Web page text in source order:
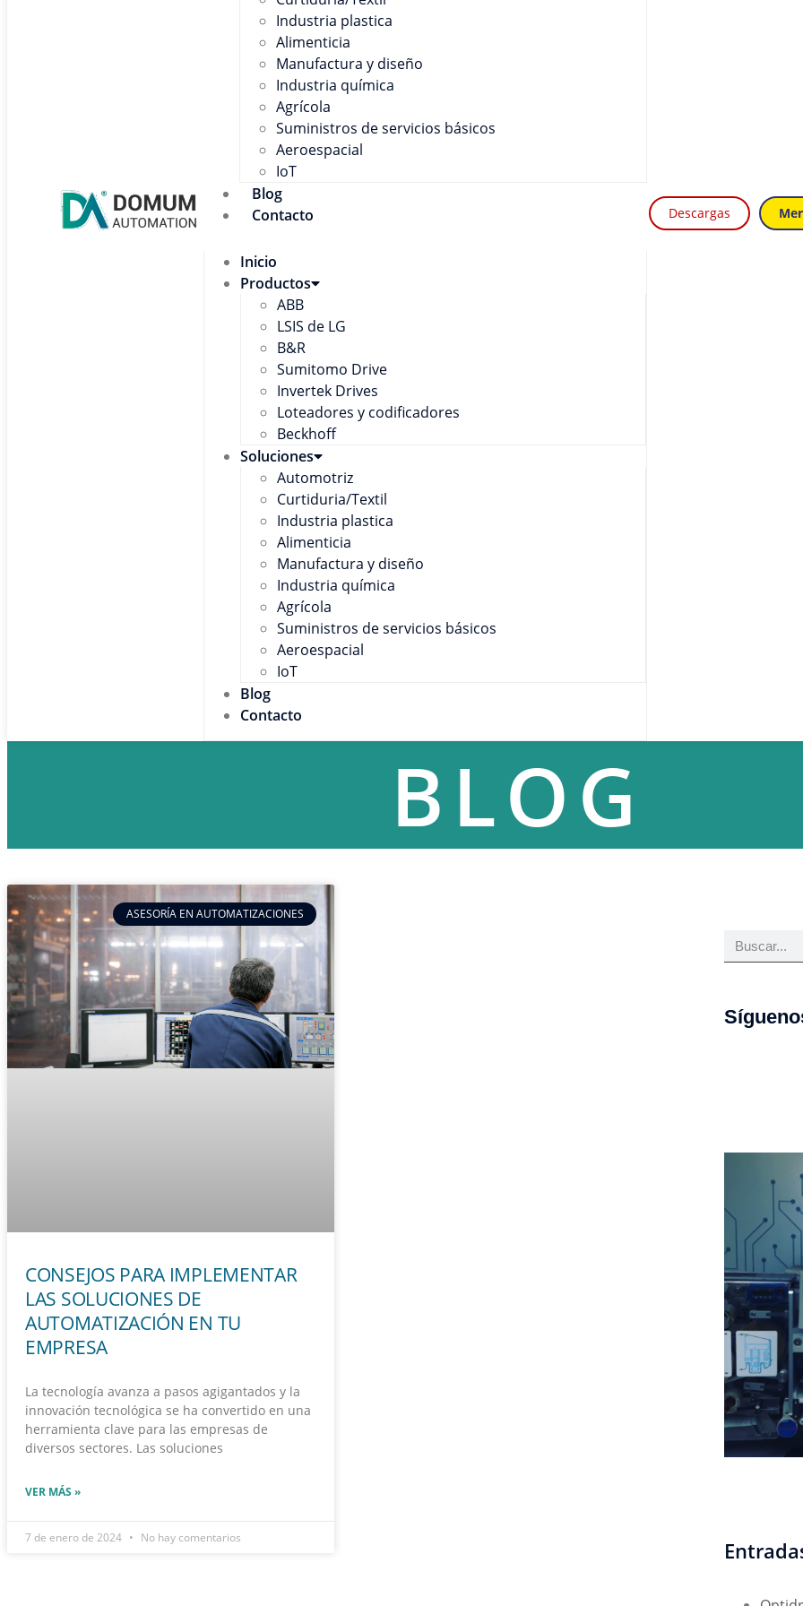
Industria plastica
Alimenticia
Manufactura y diseño
Industria química
Agrícola
Suministros de servicios básicos
Aeroespacial
IoT
Blog
Contacto
Inicio
Productos
ABB
LSIS de LG
B&R
Sumitomo Drive
Invertek Drives
Loteadores y codificadores
Beckhoff
Soluciones
Automotriz
Curtiduria/Textil
Industria plastica
Alimenticia
Manufactura y diseño
Industria química
Agrícola
Suministros de servicios básicos
Aeroespacial
IoT
Blog
Contacto
Descargas
BLOG
ASESORÍA EN AUTOMATIZACIONES
CONSEJOS PARA IMPLEMENTAR
LAS SOLUCIONES DE
AUTOMATIZACIÓN EN TU
EMPRESA
La tecnología avanza a pasos agigantados y la
innovación tecnológica se ha convertido en una
herramienta clave para las empresas de
diversos sectores. Las soluciones
VER MÁS »
7 de enero de 2024 No hay comentarios